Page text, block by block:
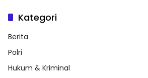
Kategori
Berita
Polri
Hukum & Kriminal